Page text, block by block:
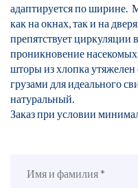
адаптируется по ширине.
как на окнах, так и на
препятствует циркуляции
проникновение
шторы из хлопка
грузами для идеального
натуральный.
Заказ при условии